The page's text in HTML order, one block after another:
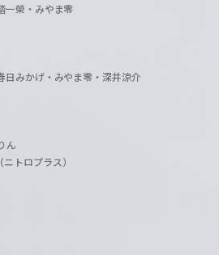
榮・みやま零
みかげ・みやま零・深井涼介
ん
トロプラス）